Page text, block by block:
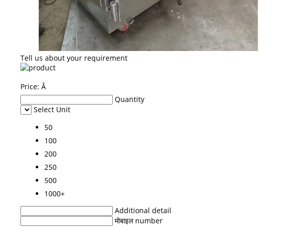
Tell us about your requirement
Price: Â
Quantity
Select Unit
50
100
200
250
500
1000+
Additional detail
मोबाइल number